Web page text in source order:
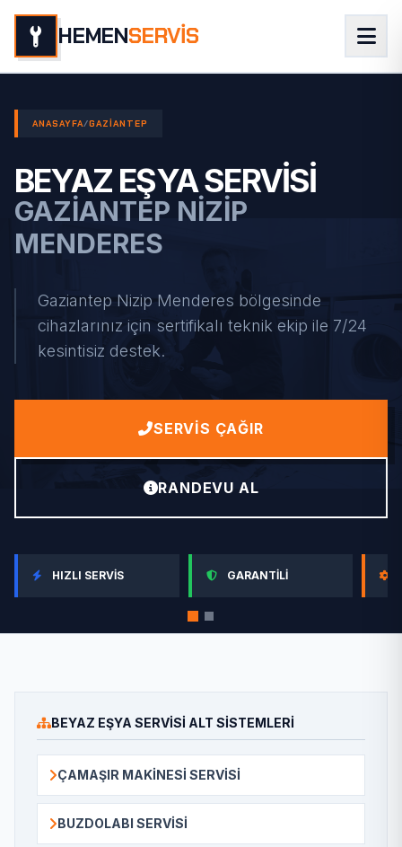
HEMENSERVİS
ANASAYFA/GAZIANTEP
BEYAZ EŞYA SERVISI
GAZIANTEP NIZIP
MENDERES
Gaziantep Nizip Menderes bölgesinde
cihazlarınız için sertifikalı teknik ekip ile 7/24
kesintisiz destek.
SERVIS ÇAĞIR
RANDEVU AL
HIZLI SERVIS GARANTILI
BEYAZ EŞYA SERVISI ALT SISTEMLERI
ÇAMAŞIR MAKINESI SERVISI
BUZDOLABI SERVISI